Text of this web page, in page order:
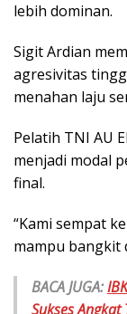
lebih dominan.
Sigit Ardian
agresivitas
menahan laju
Pelatih TNI AU
menjadi modal
final.
“Kami sempat
mampu bangkit
BACA JUGA:
Sukses